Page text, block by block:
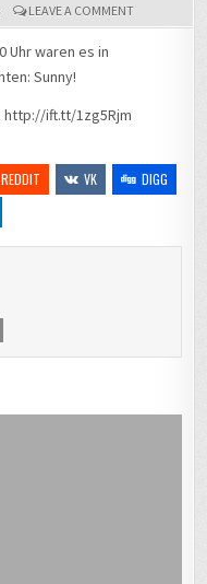
LEAVE A COMMENTON
HEUTE
Uhr waren es in
Sunny!
http://ift.tt/1zg5Rjm
REDDIT VK
DIGG